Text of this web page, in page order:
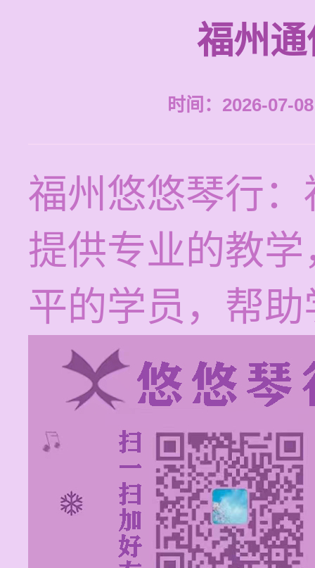
福州
时间：2026-07-
福州悠悠琴行
提供专业的教
平的学员，帮